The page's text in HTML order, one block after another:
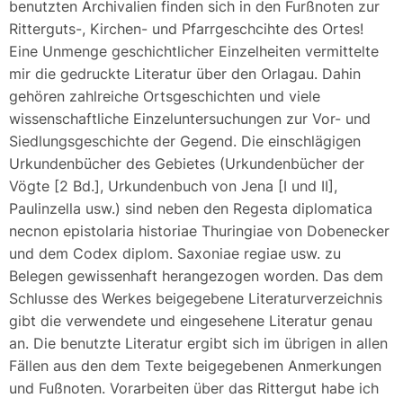
benutzten Archivalien finden sich in den Furßnoten zur
Ritterguts-, Kirchen- und Pfarrgeschcihte des Ortes!
Eine Unmenge geschichtlicher Einzelheiten vermittelte
mir die gedruckte Literatur über den Orlagau. Dahin
gehören zahlreiche Ortsgeschichten und viele
wissenschaftliche Einzeluntersuchungen zur Vor- und
Siedlungsgeschichte der Gegend. Die einschlägigen
Urkundenbücher des Gebietes (Urkundenbücher der
Vögte [2 Bd.], Urkundenbuch von Jena [I und II],
Paulinzella usw.) sind neben den Regesta diplomatica
necnon epistolaria historiae Thuringiae von Dobenecker
und dem Codex diplom. Saxoniae regiae usw. zu
Belegen gewissenhaft herangezogen worden. Das dem
Schlusse des Werkes beigegebene Literaturverzeichnis
gibt die verwendete und eingesehene Literatur genau
an. Die benutzte Literatur ergibt sich im übrigen in allen
Fällen aus den dem Texte beigegebenen Anmerkungen
und Fußnoten. Vorarbeiten über das Rittergut habe ich